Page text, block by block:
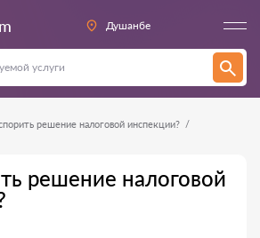
Душанбе
решение налоговой инспекции?
решение налоговой